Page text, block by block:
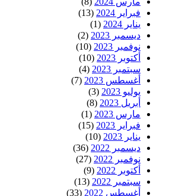
فبراير 2024
(13)
يناير 2024
(1)
ديسمبر 2023
(2)
نوفمبر 2023
(10)
أكتوبر 2023
(10)
سبتمبر 2023
(4)
أغسطس 2023
(7)
يوليو 2023
(3)
أبريل 2023
(8)
مارس 2023
(1)
فبراير 2023
(15)
يناير 2023
(10)
ديسمبر 2022
(36)
نوفمبر 2022
(27)
أكتوبر 2022
(9)
سبتمبر 2022
(13)
أغسطس 2022
(33)